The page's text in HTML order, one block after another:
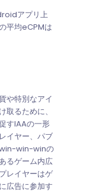
アプリ上
平均eCPMは
や特別なアイ
取るために、
すIAAの一形
イヤー、パブ
win-win-winの
るゲーム内広
レイヤーはゲ
広告に参加す